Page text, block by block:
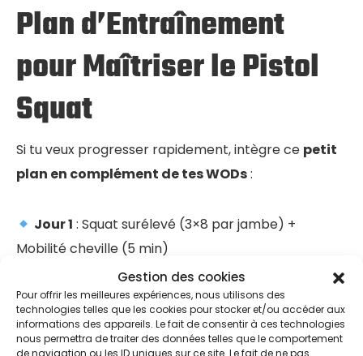
Gestion des cookies
Pour offrir les meilleures expériences, nous utilisons des
technologies telles que les cookies pour stocker et/ou accéder aux
informations des appareils. Le fait de consentir à ces technologies
nous permettra de traiter des données telles que le comportement
de navigation ou les ID uniques sur ce site. Le fait de ne pas
Plan d’Entraînement
pour Maîtriser le Pistol
Squat
Si tu veux progresser rapidement, intègre ce petit
plan en complément de tes WODs:
Jour 1 : Squat surélevé (3×8 par jambe) +
Mobilité cheville (5 min)
: Eccentriques lents (3×5 par jambe) +
Gainage dynamique (3x30s)
Jour 3: Pistol squat assisté (3×6) + Étirements
hanches et chevilles (5 min)